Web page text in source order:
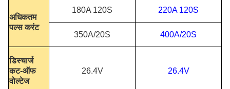
अधिकतम
पल्स करंट
180A 120S 220A 120S
350A/20S 400A/20S
डिस्चार्ज
कट-ऑफ
वोल्टेज
26.4V 26.4V